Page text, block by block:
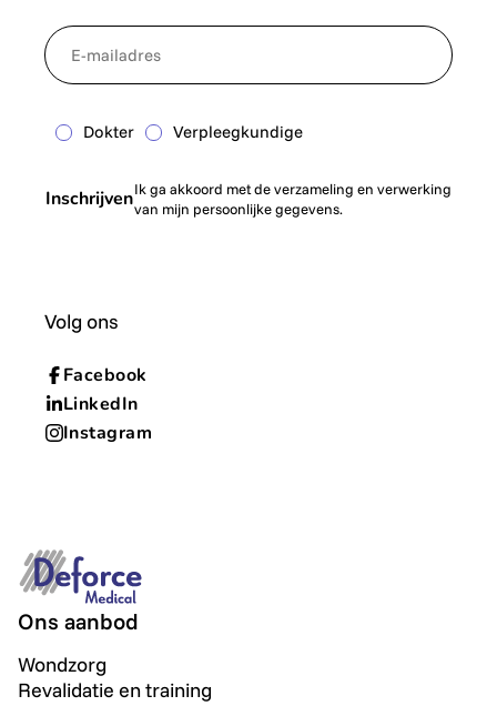
NewsletterEmail
Dokter Verpleegkundige
InschrijvenIk ga akkoord met de verzameling en verwerking
van mijn persoonlijke gegevens.
Volg ons
Facebook
LinkedIn
Instagram
Ons aanbod
Wondzorg
Revalidatie en training